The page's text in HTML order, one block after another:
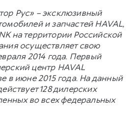
Рус» – эксклюзивный
и запчастей HAVAL,
на территории Российской
осуществляет свою
2014 года. Первый
центр HAVAL
в июне 2015 года. На данный
128 дилерских
во всех федеральных